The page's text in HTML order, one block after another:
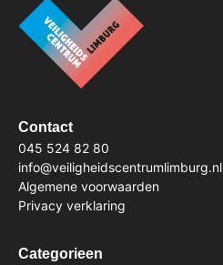
Contact
045 524 82 80
info@veiligheidscentrumlimburg.nl
Algemene voorwaarden
Privacy verklaring
Categorieen